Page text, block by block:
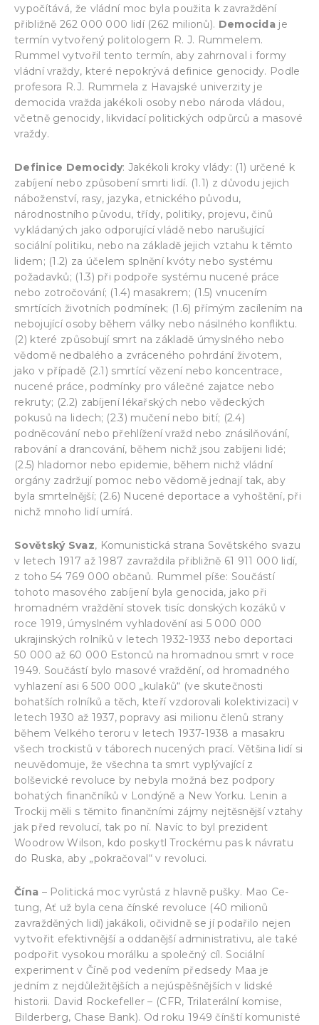
vypočítává, že vládní moc byla použita k zavraždění
přibližně 262 000 000 lidí (262 milionů). Democida je
termín vytvořený politologem R. J. Rummelem.
Rummel vytvořil tento termín, aby zahrnoval i formy
vládní vraždy, které nepokrývá definice genocidy. Podle
profesora R.J. Rummela z Havajské univerzity je
democida vražda jakékoli osoby nebo národa vládou,
včetně genocidy, likvidací politických odpůrců a masové
vraždy.
Definice Democidy: Jakékoli kroky vlády: (1) určené k
zabíjení nebo způsobení smrti lidí. (1.1) z důvodu jejich
náboženství, rasy, jazyka, etnického původu,
národnostního původu, třídy, politiky, projevu, činů
vykládaných jako odporující vládě nebo narušující
sociální politiku, nebo na základě jejich vztahu k těmto
lidem; (1.2) za účelem splnění kvóty nebo systému
požadavků; (1.3) při podpoře systému nucené práce
nebo zotročování; (1.4) masakrem; (1.5) vnucením
smrtících životních podmínek; (1.6) přímým zacílením na
nebojující osoby během války nebo násilného konfliktu.
(2) které způsobují smrt na základě úmyslného nebo
vědomě nedbalého a zvráceného pohrdání životem,
jako v případě (2.1) smrtící vězení nebo koncentrace,
nucené práce, podmínky pro válečné zajatce nebo
rekruty; (2.2) zabíjení lékařských nebo vědeckých
pokusů na lidech; (2.3) mučení nebo bití; (2.4)
podněcování nebo přehlížení vražd nebo znásilňování,
rabování a drancování, během nichž jsou zabíjeni lidé;
(2.5) hladomor nebo epidemie, během nichž vládní
orgány zadržují pomoc nebo vědomě jednají tak, aby
byla smrtelnější; (2.6) Nucené deportace a vyhoštění, při
nichž mnoho lidí umírá.
Sovětský Svaz, Komunistická strana Sovětského svazu
v letech 1917 až 1987 zavraždila přibližně 61 911 000 lidí,
z toho 54 769 000 občanů. Rummel píše: Součástí
tohoto masového zabíjení byla genocida, jako při
hromadném vraždění stovek tisíc donských kozáků v
roce 1919, úmyslném vyhladovění asi 5 000 000
ukrajinských rolníků v letech 1932-1933 nebo deportaci
50 000 až 60 000 Estonců na hromadnou smrt v roce
1949. Součástí bylo masové vraždění, od hromadného
vyhlazení asi 6 500 000 „kulaků“ (ve skutečnosti
bohatších rolníků a těch, kteří vzdorovali kolektivizaci) v
letech 1930 až 1937, popravy asi milionu členů strany
během Velkého teroru v letech 1937-1938 a masakru
všech trockistů v táborech nucených prací. Většina lidí si
neuvědomuje, že všechna ta smrt vyplývající z
bolševické revoluce by nebyla možná bez podpory
bohatých finančníků v Londýně a New Yorku. Lenin a
Trockij měli s těmito finančními zájmy nejtěsnější vztahy
jak před revolucí, tak po ní. Navíc to byl prezident
Woodrow Wilson, kdo poskytl Trockému pas k návratu
do Ruska, aby „pokračoval“ v revoluci.
Čína – Politická moc vyrůstá z hlavně pušky. Mao Ce-
tung, Ať už byla cena čínské revoluce (40 milionů
zavražděných lidí) jakákoli, očividně se jí podařilo nejen
vytvořit efektivnější a oddanější administrativu, ale také
podpořit vysokou morálku a společný cíl. Sociální
experiment v Číně pod vedením předsedy Maa je
jedním z nejdůležitějších a nejúspěšnějších v lidské
historii. David Rockefeller – (CFR, Trilaterální komise,
Bilderberg, Chase Bank). Od roku 1949 čínští komunisté